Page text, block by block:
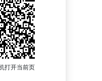
打开当前页